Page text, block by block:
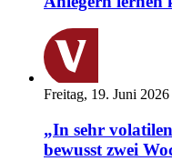
Freitag, 19. Juni 2026
„In sehr
bewusst zwei